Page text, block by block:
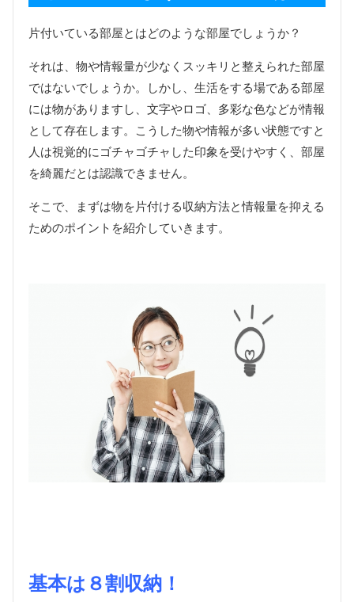
片付いている部屋とはどのような部屋でしょうか？
それは、物や情報量が少なくスッキリと整えられた部屋
ではないでしょうか。しかし、生活をする場である部屋
には物がありますし、文字やロゴ、多彩な色などが情報
として存在します。こうした物や情報が多い状態ですと
人は視覚的にゴチャゴチャした印象を受けやすく、部屋
を綺麗だとは認識できません。
そこで、まずは物を片付ける収納方法と情報量を抑える
ためのポイントを紹介していきます。
基本は８割収納！